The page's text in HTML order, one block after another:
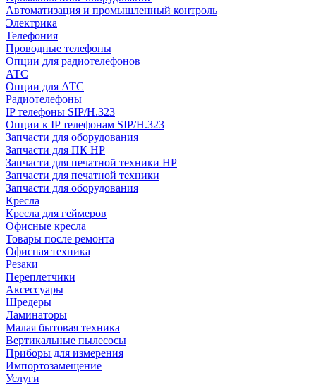
Автоматизация и промышленный контроль
Электрика
Телефония
Проводные телефоны
Опции для радиотелефонов
АТС
Опции для АТС
Радиотелефоны
IP телефоны SIP/H.323
Опции к IP телефонам SIP/H.323
Запчасти для оборудования
Запчасти для ПК HP
Запчасти для печатной техники HP
Запчасти для печатной техники
Запчасти для оборудования
Кресла
Кресла для геймеров
Офисные кресла
Товары после ремонта
Офисная техника
Резаки
Переплетчики
Аксессуары
Шредеры
Ламинаторы
Малая бытовая техника
Вертикальные пылесосы
Приборы для измерения
Импортозамещение
Услуги